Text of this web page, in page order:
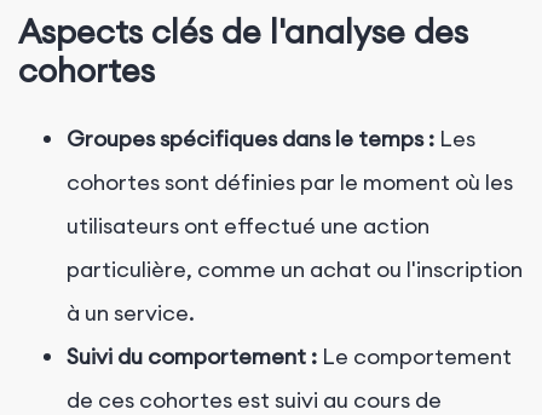
Aspects clés de l'analyse des
cohortes
Groupes spécifiques dans le temps : Les
cohortes sont définies par le moment où les
utilisateurs ont effectué une action
particulière, comme un achat ou l'inscription
à un service.
Suivi du comportement : Le comportement
de ces cohortes est suivi au cours de